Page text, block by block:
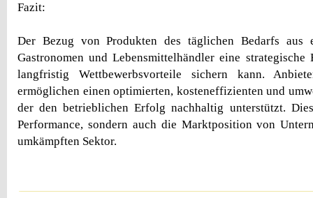
Fazit:
Der Bezug von Produkten des täglichen Bedarfs
Gastronomen und Lebensmittelhändler eine strategische
langfristig Wettbewerbsvorteile sichern kann.
ermöglichen einen optimierten, kosteneffizienten und
der den betrieblichen Erfolg nachhaltig unterstützt.
Performance, sondern auch die Marktposition von
umkämpften Sektor.